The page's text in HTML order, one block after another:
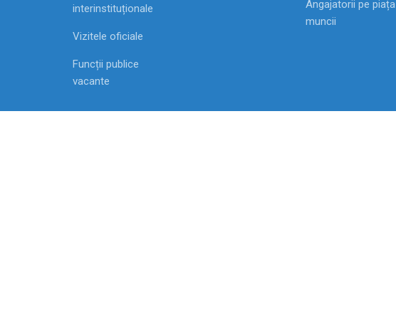
interinstituționale
Vizitele oficiale
Funcții publice
vacante
Angajatorii pe piața
muncii